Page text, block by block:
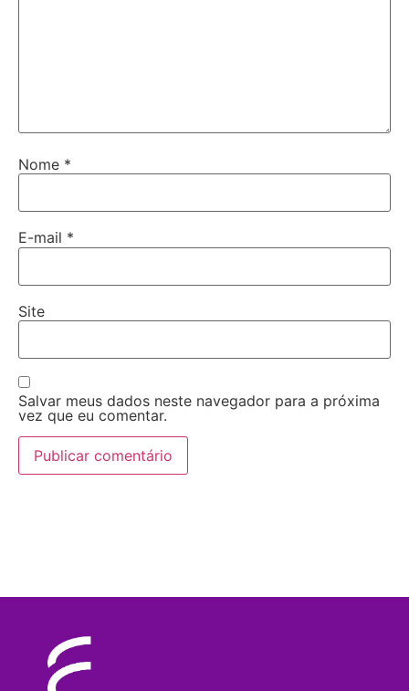
Nome *
E-mail *
Site
Salvar meus dados neste navegador para a próxima
vez que eu comentar.